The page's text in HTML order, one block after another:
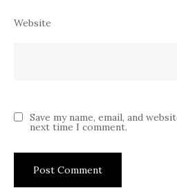
Website
Save my name, email, and
next time I comment.